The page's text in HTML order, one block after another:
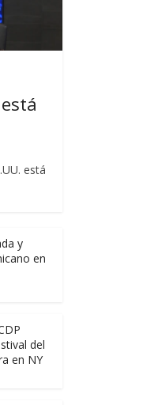
está
y
en
del
en NY